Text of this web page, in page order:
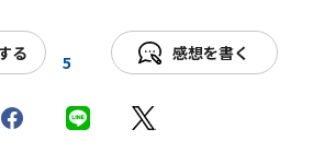
る 5 感想を書く